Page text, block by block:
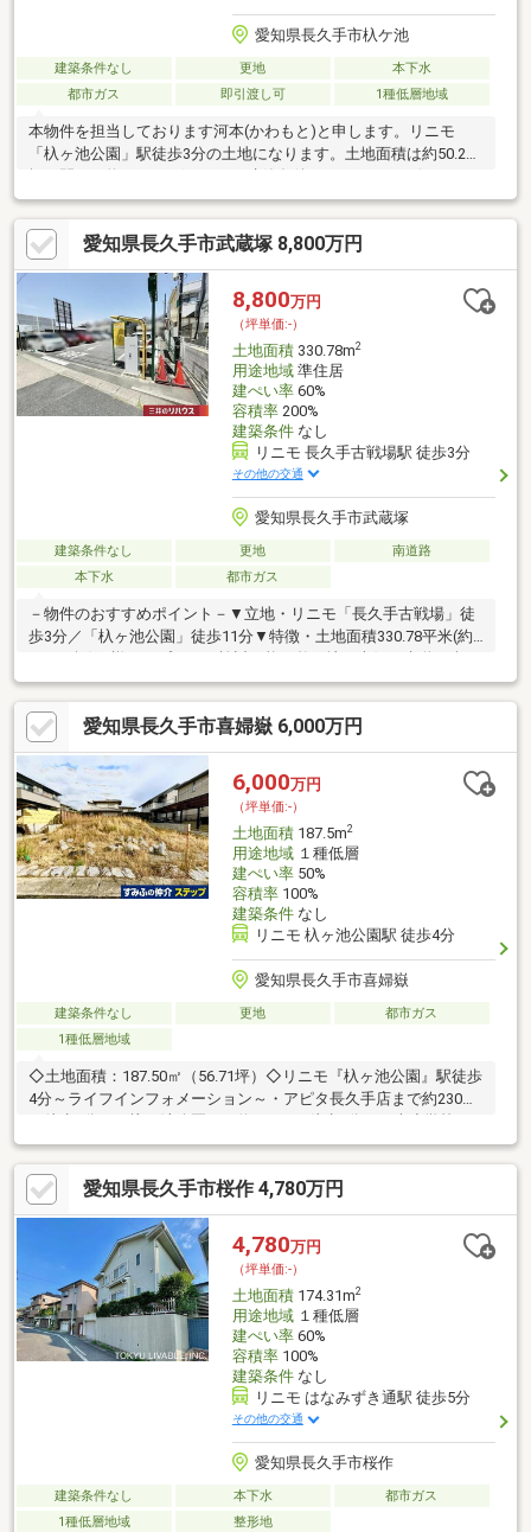
愛知県長久手市杁ケ池
建築条件なし 更地
本下水
都市ガス
即引渡し可 1種低層地域
本物件を担当しております河本(かわもと)と申します。リニモ
「杁ヶ池公園」駅徒歩3分の土地になります。土地面積は約50.2
坪、間口は約8.8mございます。建築条件がないため、お好きなハ
ウスメーカーで建築可能です。駅、小学校、中学校、商業施設、
コンビニ、公園など、全てが徒歩10分圏内にございまして、利便
性の良い立地になります。≪B号地≫166.20㎡ 約50.2坪 4 900
万円≪A号地≫163.08㎡ 約49.3坪 4 810万円閑静な住宅街にな
りますので、住宅用地として是非ご検討下さい。本物件に関する
ご案内希望、ご質問等がございましたら、お気軽にお申し付け下
さい。
愛知県長久手市武蔵塚 8,800万円
8,800万円
（坪単価:-）
土地面積330.78m2
用途地域準住居
建ぺい率60%
容積率200%
建築条件なし
リニモ 長久手古戦場駅 徒歩3分
その他の交通
愛知県長久手市武蔵塚
建築条件なし 更地
南道路
本下水
都市ガス
－物件のおすすめポイント－▼立地・リニモ「長久手古戦場」徒
歩3分／「杁ヶ池公園」徒歩11分▼特徴・土地面積330.78平米(約
幅員約30.0mの公道・間口は約14.6mのゆとりある広さ・お好きな
ハウスメーカー・工務店で建築可能・現況駐車場、詳細はお問い
合わせください▼周辺環境・イオンモール長久手 徒歩6分(約
440m)・古戦場公園 徒歩3分(約210m)・南小学校 徒歩9分(約
710m)■ ご希望の住まい探しをお手伝いします ━━━━━・・・
物件の詳細・ご相談はお気軽にお問い合わせください。
愛知県長久手市喜婦嶽 6,000万円
6,000万円
（坪単価:-）
土地面積187.5m2
用途地域１種低層
建ぺい率50%
容積率100%
建築条件なし
リニモ 杁ヶ池公園駅 徒歩4分
愛知県長久手市喜婦嶽
建築条件なし 更地
都市ガス
1種低層地域
◇土地面積：187.50㎡（56.71坪）◇リニモ『杁ヶ池公園』駅徒歩
4分～ライフインフォメーション～・アピタ長久手店まで約230ｍ
で約360ｍ（徒歩5分）・南中学校まで約520ｍ（徒歩7分）・名都
美術館まで約230ｍ（徒歩3分）
愛知県長久手市桜作 4,780万円
4,780万円
（坪単価:-）
土地面積174.31m2
用途地域１種低層
建ぺい率60%
容積率100%
建築条件なし
リニモ はなみずき通駅 徒歩5分
その他の交通
愛知県長久手市桜作
建築条件なし 本下水
都市ガス
1種低層地域
整形地